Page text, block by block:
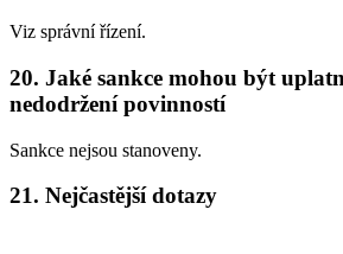
Viz správní řízení.
20. Jaké sankce mohou být
nedodržení povinností
Sankce nejsou stanoveny.
21. Nejčastější dotazy